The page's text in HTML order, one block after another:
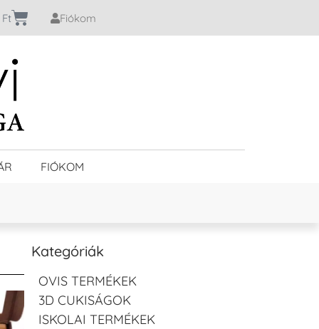
Ft Fiókom
FIÓKOM
Kategóriák
OVIS TERMÉKEK
3D CUKISÁGOK
ISKOLAI TERMÉKEK